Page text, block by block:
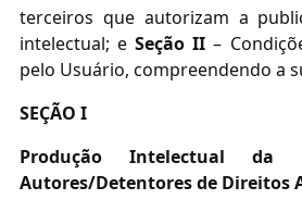
terceiros que autorizam a
intelectual; eSeção II –
pelo Usuário, compreendendo a
SEÇÃO I
Produção Intelectual
Autores/Detentores de Direitos